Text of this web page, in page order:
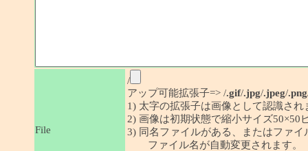
File
/
アップ可能拡張子=> /.gif/.jpg/.jpeg/.png
1) 太字の拡張子は画像として認識され
2) 画像は初期状態で縮小サイズ50×50
3) 同名ファイルがある、またはファ
ファイル名が自動変更されます。